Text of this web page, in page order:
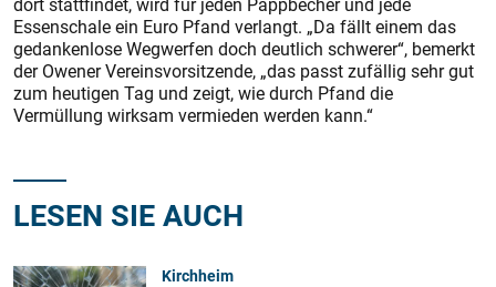
Essenschale ein Euro Pfand verlangt. „Da fällt einem das
gedankenlose Wegwerfen doch deutlich schwerer“, bemerkt
der Owener Vereinsvorsitzende, „das passt zufällig sehr gut
zum heutigen Tag und zeigt, wie durch Pfand die
Vermüllung wirksam vermieden werden kann.“
LESEN SIE AUCH
Kirchheim